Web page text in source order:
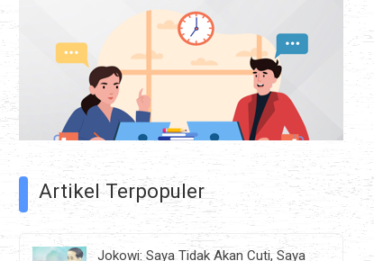
Artikel Terpopuler
Jokowi: Saya Tidak Akan Cuti, Saya